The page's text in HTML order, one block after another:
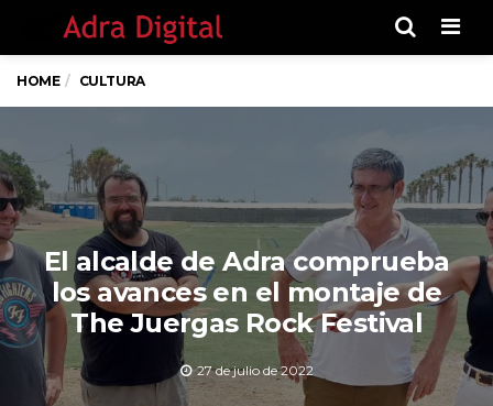
HOME CULTURA
El alcalde de Adra comprueba
los avances en el montaje de
The Juergas Rock Festival
27 de julio de 2022